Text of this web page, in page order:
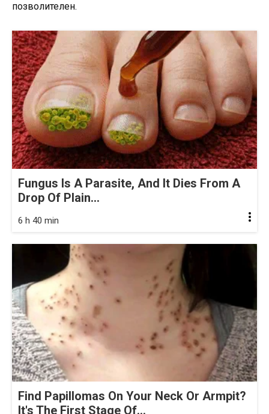
позволителен.
Fungus Is A Parasite, And It Dies From A
Drop Of Plain...
6 h 40 min
Find Papillomas On Your Neck Or Armpit?
It's The First Stage Of...